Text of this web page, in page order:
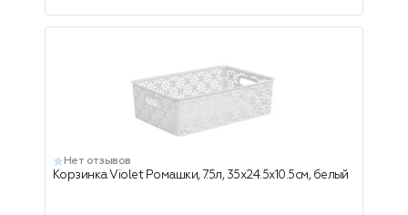
Нет отзывов
Корзинка Violet Ромашки, 7.5л, 35х24.5х10.5см, белый